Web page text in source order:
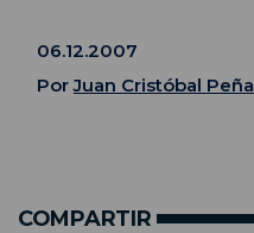
06.12.2007
PorJuan Cristóbal Peña
COMPARTIR